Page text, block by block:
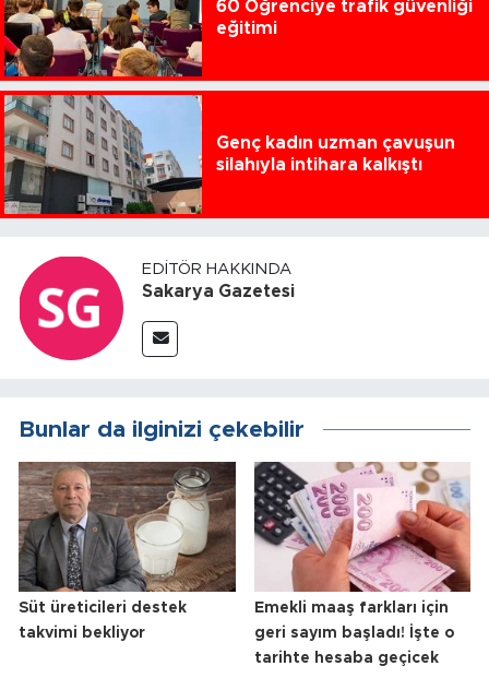
60 Öğrenciye trafik güvenliği
eğitimi
Genç kadın uzman çavuşun
silahıyla intihara kalkıştı
EDITÖR HAKKINDA
Sakarya Gazetesi
Bunlar da ilginizi çekebilir
Süt üreticileri destek
takvimi bekliyor
Emekli maaş farkları için
geri sayım başladı! İşte o
tarihte hesaba geçicek